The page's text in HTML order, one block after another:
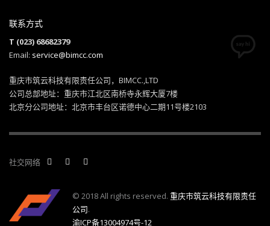
联系方式
T (023) 68682379
Email: service@bimcc.com
重庆市筑云科技有限责任公司，BIMCC.,LTD
公司总部地址：重庆市江北区南桥寺永辉大厦7楼
北京分公司地址：北京市丰台区诺德中心二期11号楼2103
社交网络
© 2018 All rights reserved. 重庆市筑云科技有限责任
公司.
渝ICP备13004974号-12